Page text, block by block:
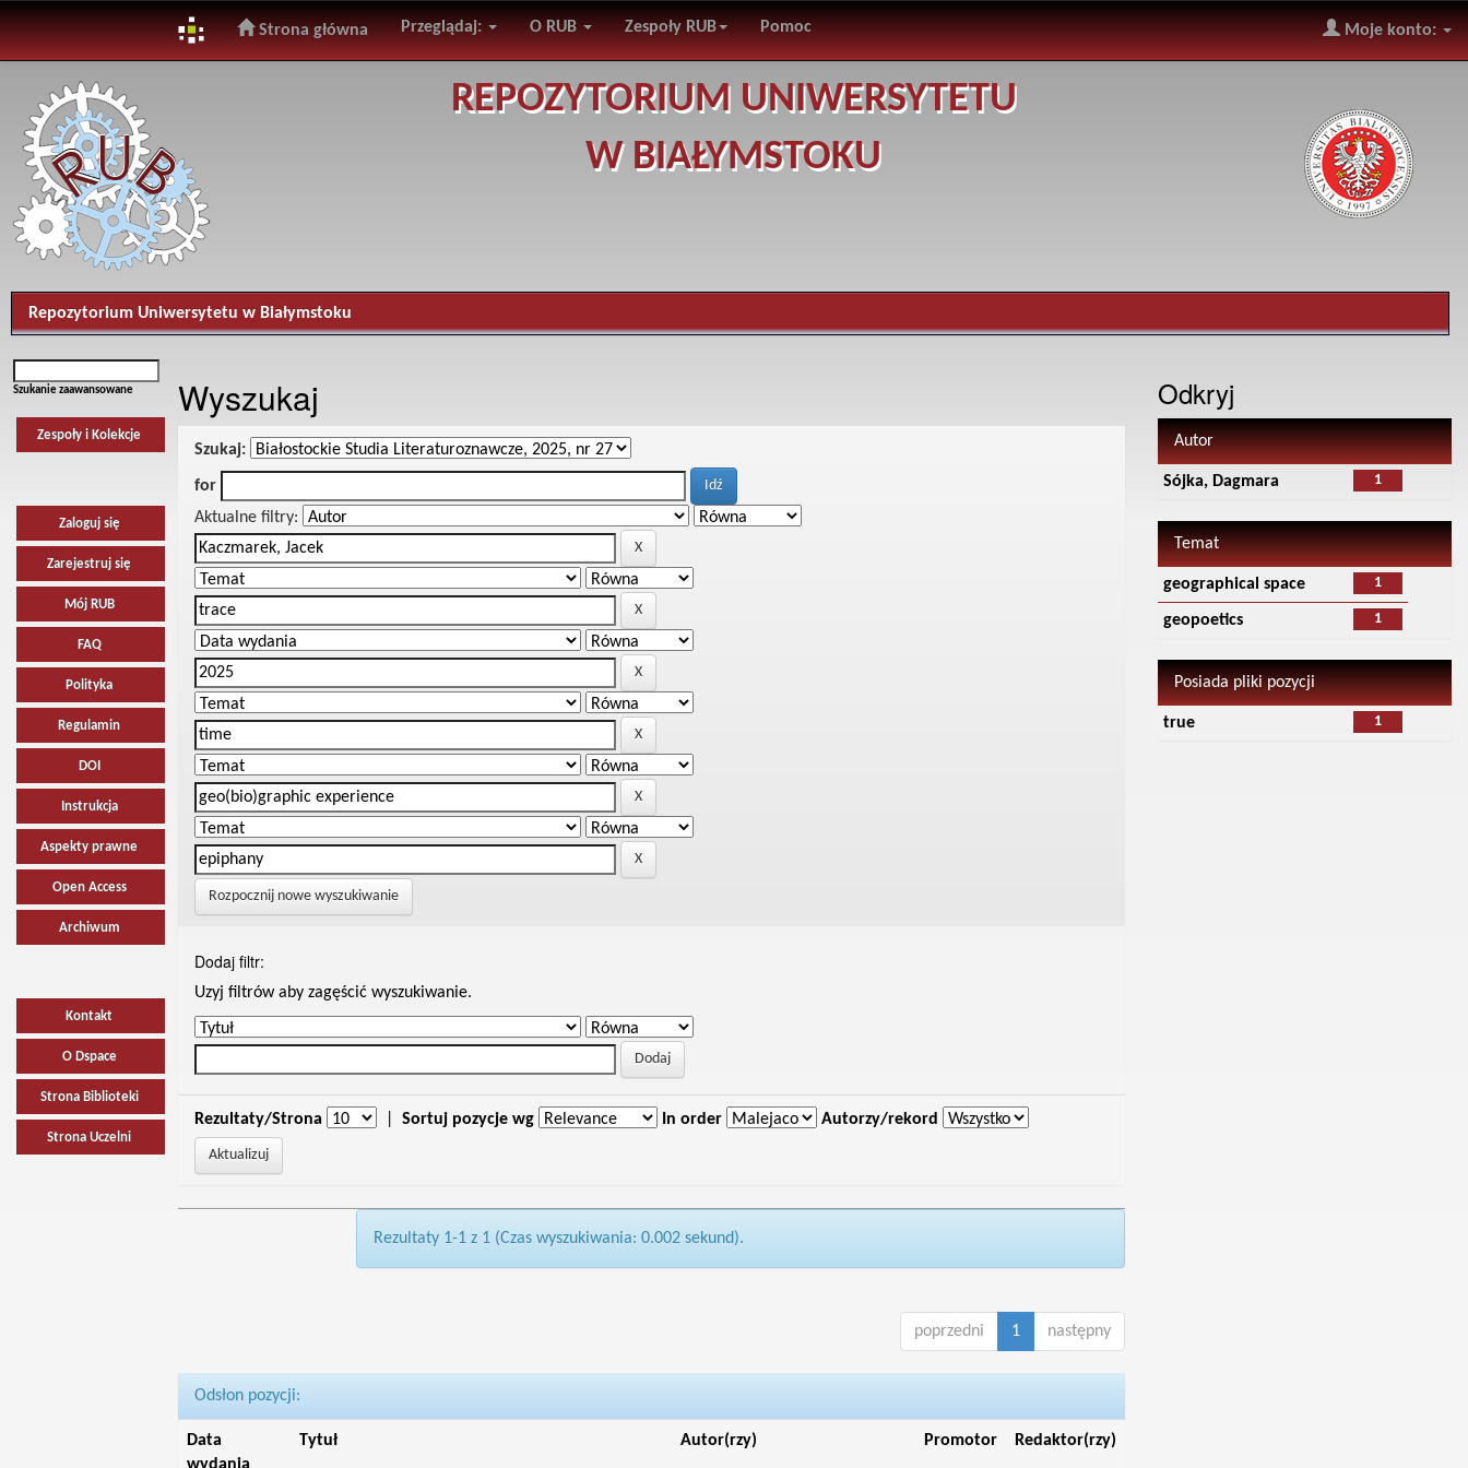
navigation
Strona główna Przeglądaj: O RUB Zespoły RUB Pomoc Moje konto:
REPOZYTORIUM UNIWERSYTETU
W BIAŁYMSTOKU
Repozytorium Uniwersytetu w Białymstoku
Szukanie zaawansowane
Zespoły i Kolekcje
Zaloguj się
Zarejestruj się
Mój RUB
FAQ
Polityka
Regulamin
DOI
Instrukcja
Aspekty prawne
Open Access
Archiwum
Kontakt
O Dspace
Strona Biblioteki
Strona Uczelni
Wyszukaj
Szukaj:
for
Aktualne filtry:
Rozpocznij nowe wyszukiwanie
Dodaj filtr:
Uzyj filtrów aby zagęścić wyszukiwanie.
Rezultaty/Strona Sortuj pozycje wg In order Autorzy/rekord
Rezultaty 1-1 z 1 (Czas wyszukiwania: 0.002 sekund).
poprzedni 1 następny
Odsłon pozycji:
Data
Tytuł Autor(rzy) Promotor Redaktor(rzy)
Odkryj
Autor
1
Sójka, Dagmara
Temat
1
geographical space
1
geopoetics
Posiada pliki pozycji
1
true